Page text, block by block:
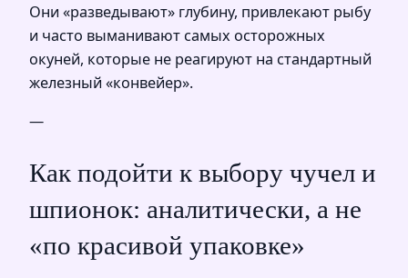
Они «разведывают» глубину, привлекают рыбу
и часто выманивают самых осторожных
окуней, которые не реагируют на стандартный
железный «конвейер».
—
Как подойти к выбору чучел и
шпионок: аналитически, а не
«по красивой упаковке»